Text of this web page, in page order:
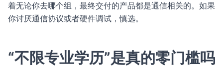
着无论你去哪个组，最终交付的产品都是通信相关的。如果
你讨厌通信协议或者硬件调试，慎选。
“不限专业学历”是真的零门槛吗